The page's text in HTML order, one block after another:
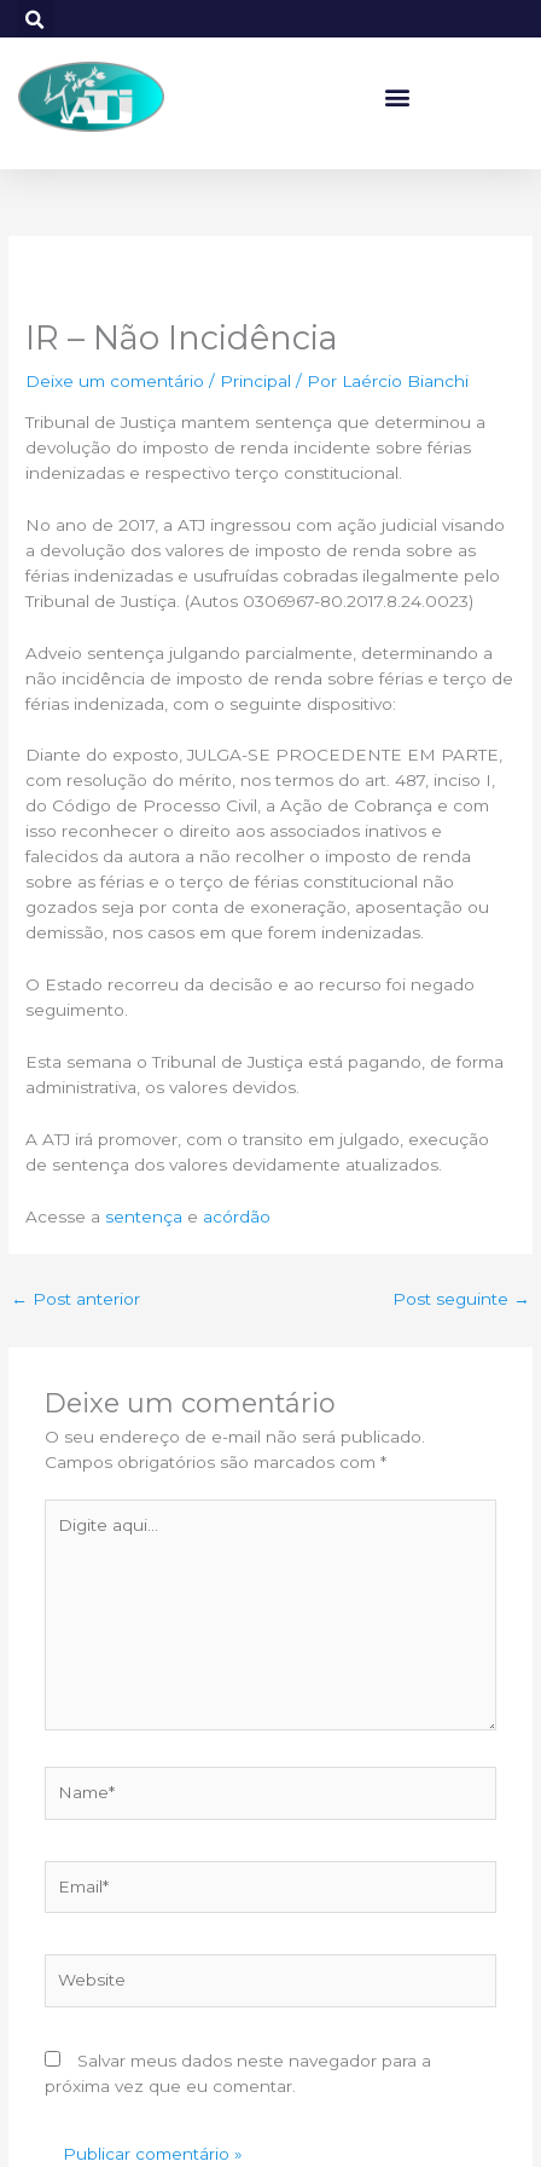
para
conteúdo
IR – Não Incidência
Deixe um comentário / Principal / Por Laércio Bianchi
Tribunal de Justiça mantem sentença que determinou a
devolução do imposto de renda incidente sobre férias
indenizadas e respectivo terço constitucional.
No ano de 2017, a ATJ ingressou com ação judicial visando
a devolução dos valores de imposto de renda sobre as
férias indenizadas e usufruídas cobradas ilegalmente pelo
Tribunal de Justiça. (Autos 0306967-80.2017.8.24.0023)
Adveio sentença julgando parcialmente, determinando a
não incidência de imposto de renda sobre férias e terço de
férias indenizada, com o seguinte dispositivo:
Diante do exposto, JULGA-SE PROCEDENTE EM PARTE,
com resolução do mérito, nos termos do art. 487, inciso I,
do Código de Processo Civil, a Ação de Cobrança e com
isso reconhecer o direito aos associados inativos e
falecidos da autora a não recolher o imposto de renda
sobre as férias e o terço de férias constitucional não
gozados seja por conta de exoneração, aposentação ou
demissão, nos casos em que forem indenizadas.
O Estado recorreu da decisão e ao recurso foi negado
seguimento.
Esta semana o Tribunal de Justiça está pagando, de forma
administrativa, os valores devidos.
A ATJ irá promover, com o transito em julgado, execução
de sentença dos valores devidamente atualizados.
Acesse a sentença e acórdão
← Post anterior Post seguinte →
Deixe um comentário
O seu endereço de e-mail não será publicado.
Campos obrigatórios são marcados com *
aqui...
Salvar meus dados neste navegador para a
próxima vez que eu comentar.